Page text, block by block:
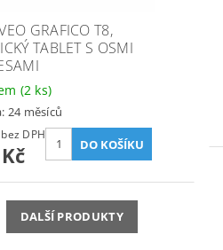
GRAFICO T8,
TABLET S OSMI
(2 ks)
24 měsíců
818 Kč bez DPH
DALŠÍ PRODUKTY